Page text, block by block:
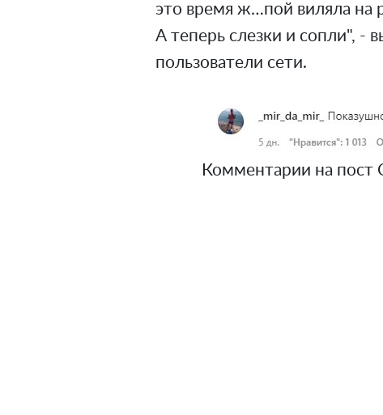
это время ж…пой виляла на
А теперь слезки и сопли", -
пользователи сети.
Комментарии на пост